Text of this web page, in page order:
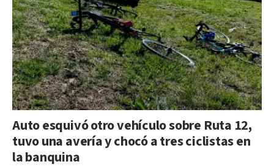
Auto esquivó otro vehículo sobre Ruta 12,
tuvo una avería y chocó a tres ciclistas en
la banquina